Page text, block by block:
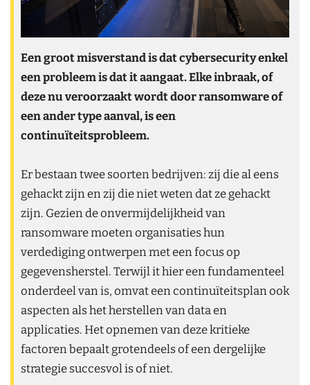
Een groot misverstand is dat cybersecurity enkel
een probleem is dat it aangaat. Elke inbraak, of
deze nu veroorzaakt wordt door ransomware of
een ander type aanval, is een
continuïteitsprobleem.
Er bestaan twee soorten bedrijven: zij die al eens
gehackt zijn en zij die niet weten dat ze gehackt
zijn. Gezien de onvermijdelijkheid van
ransomware moeten organisaties hun
verdediging ontwerpen met een focus op
gegevensherstel. Terwijl it hier een fundamenteel
onderdeel van is, omvat een continuïteitsplan ook
aspecten als het herstellen van data en
applicaties. Het opnemen van deze kritieke
factoren bepaalt grotendeels of een dergelijke
strategie succesvol is of niet.